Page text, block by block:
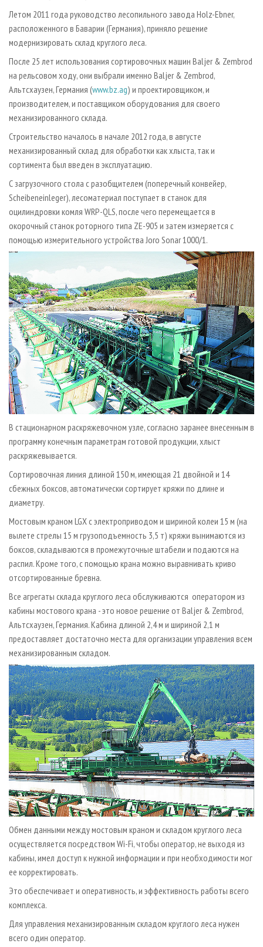
ПРОИЗВОДСТВО ДРЕВЕСНЫХ ПЛИТ
ДЕРЕВЯННОЕ ДОМОСТРОЕНИЕ
ПРОИЗВОДСТВО МЕБЕЛИ
БИОЭНЕРГЕТИКА
ЦБП
ИНСТРУМЕНТ И МАТЕРИАЛЫ
ПЕРСОНЫ
МОБИЛЬНЫЕ ВЫСТАВКИ
ОФИЦИАЛЬНЫЕ ДЕЛЕГАЦИИ
ПРИОРИТЕТНЫЕ ИНВЕСТПРОЕКТЫ
RUSSIAN FORESTRY REVIEW
ГАЗЕТА ЛЕСПРОМФОРУМ
БИБЛИОТЕКА СПЕЦИАЛИСТА
КОНТАКТЫ
РЕКЛАМА
РЕКЛАМА НА САЙТЕ
Летом 2011 года руководство лесопильного завода Holz-Ebner,
расположенного в Баварии (Германия), приняло решение
модернизировать склад круглого леса.
После 25 лет использования сортировочных машин Baljer & Zembrod
на рельсовом ходу, они выбрали именно Baljer & Zembrod,
Альтсхаузен, Германия (www.bz.ag) и проектировщиком, и
производителем, и поставщиком оборудования для своего
механизированного склада.
Строительство началось в начале 2012 года, в августе
механизированный склад для обработки как хлыста, так и
сортимента был введен в эксплуатацию.
С загрузочного стола с разобщителем (поперечный конвейер,
Scheibeneinleger), лесоматериал поступает в станок для
оцилиндровки комля WRP-QLS, после чего перемещается в
окорочный станок роторного типа ZE-905 и затем измеряется с
помощью измерительного устройства Joro Sonar 1000/1.
В стационарном раскряжевочном узле, согласно заранее внесенным в
программу конечным параметрам готовой продукции, хлыст
раскряжевывается.
Сортировочная линия длиной 150 м, имеющая 21 двойной и 14
сбежных боксов, автоматически сортирует кряжи по длине и
диаметру.
Мостовым краном LGX с электроприводом и шириной колеи 15 м (на
вылете стрелы 15 м грузоподъемность 3,5 т) кряжи вынимаются из
боксов, складываются в промежуточные штабели и подаются на
распил. Кроме того, с помощью крана можно выравнивать криво
отсортированные бревна.
Все агрегаты склада круглого леса обслуживаются оператором из
кабины мостового крана - это новое решение от Baljer & Zembrod,
Альтсхаузен, Германия. Кабина длиной 2,4 м и шириной 2,1 м
предоставляет достаточно места для организации управления всем
механизированным складом.
Обмен данными между мостовым краном и складом круглого леса
осуществляется посредством Wi-Fi, чтобы оператор, не выходя из
кабины, имел доступ к нужной информации и при необходимости мог
ее корректировать.
Это обеспечивает и оперативность, и эффективность работы всего
комплекса.
Для управления механизированным складом круглого леса нужен
всего один оператор.